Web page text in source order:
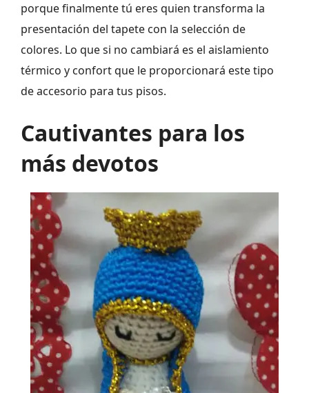
porque finalmente tú eres quien transforma la
presentación del tapete con la selección de
colores. Lo que si no cambiará es el aislamiento
térmico y confort que le proporcionará este tipo
de accesorio para tus pisos.
Cautivantes para los
más devotos